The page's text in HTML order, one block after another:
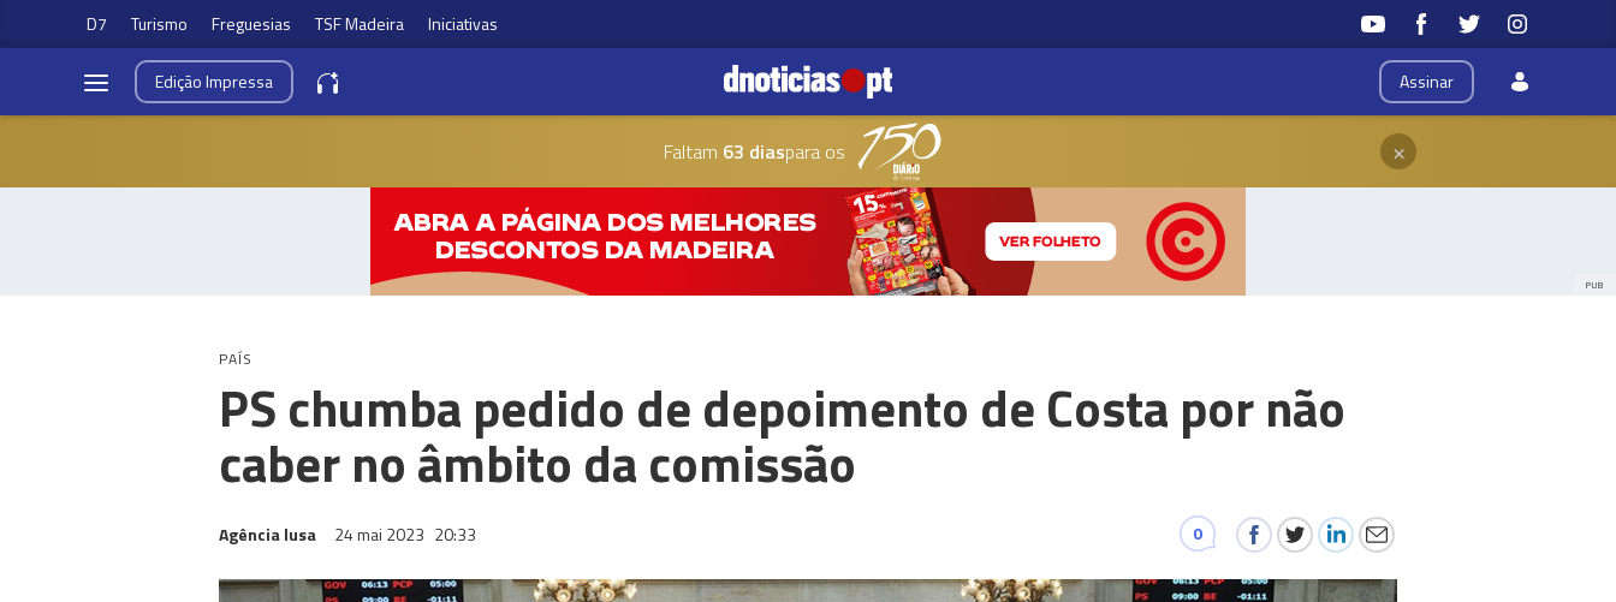
D7 Turismo Freguesias TSF Madeira Iniciativas
Assinar
EdiçãoImpressa
Faltam 63 diaspara os ×
PUB
PAÍS
PS chumba pedido de depoimento de Costa por não
caber no âmbito da comissão
Agência lusa 24 mai 2023 20:33 0